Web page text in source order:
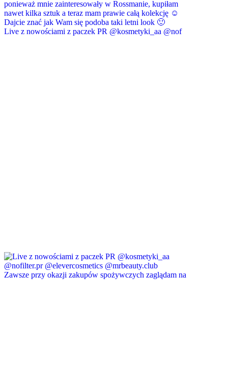
Live z nowościami z paczek PR @kosmetyki_aa @nof
Zawsze przy okazji zakupów spożywczych zaglądam na